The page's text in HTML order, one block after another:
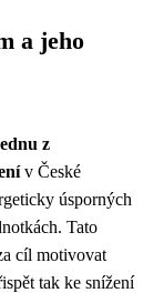
a jeho
z
v České
úsporných
Tato
cíl motivovat
tak ke snížení